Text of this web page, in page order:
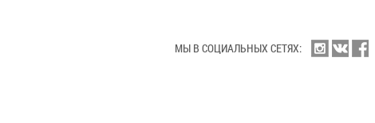
МЫ В СОЦИАЛЬНЫХ СЕТЯХ: